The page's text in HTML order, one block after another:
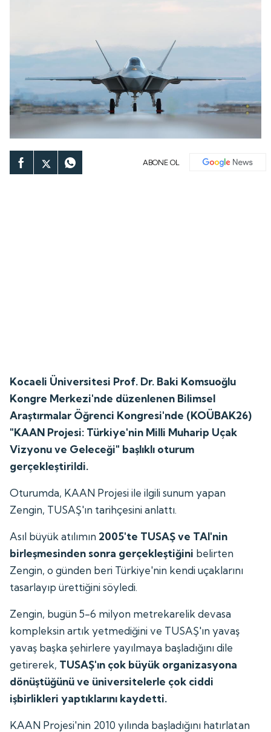
ABONE OL
Kocaeli Üniversitesi Prof. Dr. Baki Komsuoğlu
Kongre Merkezi'nde düzenlenen Bilimsel
Araştırmalar Öğrenci Kongresi'nde (KOÜBAK26)
"KAAN Projesi: Türkiye'nin Milli Muharip Uçak
Vizyonu ve Geleceği" başlıklı oturum
gerçekleştirildi.
Oturumda, KAAN Projesi ile ilgili sunum yapan
Zengin, TUSAŞ'ın tarihçesini anlattı.
Asıl büyük atılımın 2005'te TUSAŞ ve TAI'nin
birleşmesinden sonra gerçekleştiğini belirten
Zengin, o günden beri Türkiye'nin kendi uçaklarını
tasarlayıp ürettiğini söyledi.
Zengin, bugün 5-6 milyon metrekarelik devasa
kompleksin artık yetmediğini ve TUSAŞ'ın yavaş
yavaş başka şehirlere yayılmaya başladığını dile
getirerek, TUSAŞ'ın çok büyük organizasyona
dönüştüğünü ve üniversitelerle çok ciddi
işbirlikleri yaptıklarını kaydetti.
KAAN Projesi'nin 2010 yılında başladığını hatırlatan